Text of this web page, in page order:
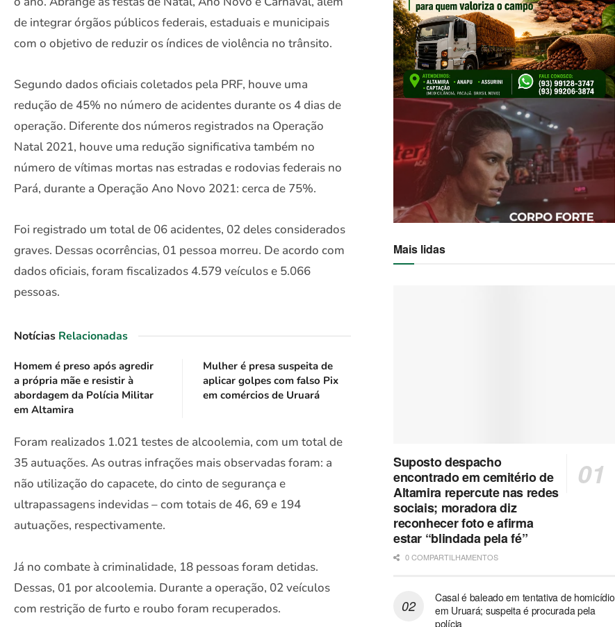
de integrar órgãos públicos federais, estaduais e municipais
com o objetivo de reduzir os índices de violência no trânsito.
Segundo dados oficiais coletados pela PRF, houve uma
redução de 45% no número de acidentes durante os 4 dias de
operação. Diferente dos números registrados na Operação
Natal 2021, houve uma redução significativa também no
número de vítimas mortas nas estradas e rodovias federais no
Pará, durante a Operação Ano Novo 2021: cerca de 75%.
Foi registrado um total de 06 acidentes, 02 deles considerados
graves. Dessas ocorrências, 01 pessoa morreu. De acordo com
dados oficiais, foram fiscalizados 4.579 veículos e 5.066
pessoas.
Notícias Relacionadas
Homem é preso após agredir
a própria mãe e resistir à
abordagem da Polícia Militar
em Altamira
Mulher é presa suspeita de
aplicar golpes com falso Pix
em comércios de Uruará
Foram realizados 1.021 testes de alcoolemia, com um total de
35 autuações. As outras infrações mais observadas foram: a
não utilização do capacete, do cinto de segurança e
ultrapassagens indevidas – com totais de 46, 69 e 194
autuações, respectivamente.
Já no combate à criminalidade, 18 pessoas foram detidas.
Dessas, 01 por alcoolemia. Durante a operação, 02 veículos
com restrição de furto e roubo foram recuperados.
Mais lidas
Suposto despacho
encontrado em cemitério de
Altamira repercute nas redes
sociais; moradora diz
reconhecer foto e afirma
estar “blindada pela fé”
0 COMPARTILHAMENTOS
Casal é baleado em tentativa de homicídio
em Uruará; suspeita é procurada pela
polícia